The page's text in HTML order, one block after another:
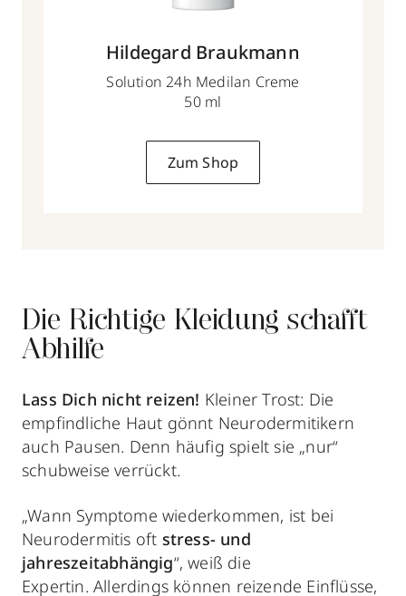
Hildegard Braukmann
Solution 24h Medilan Creme
50 ml
Zum Shop
Die Richtige Kleidung schafft
Abhilfe
Lass Dich nicht reizen! Kleiner Trost: Die
empfindliche Haut gönnt Neurodermitikern
auch Pausen. Denn häufig spielt sie „nur“
schubweise verrückt.
„Wann Symptome wiederkommen, ist bei
Neurodermitis oft stress- und
jahreszeitabhängig“, weiß die
Expertin. Allerdings können reizende Einflüsse,